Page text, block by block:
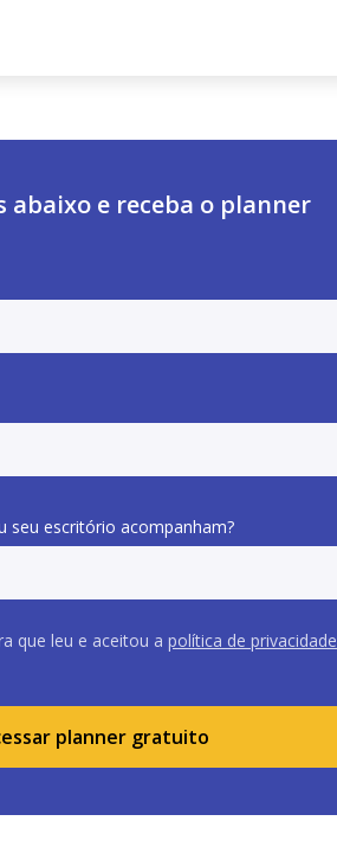
abaixo e receba o planner
seu escritório acompanham?
que leu e aceitou a política de privacidade
planner gratuito